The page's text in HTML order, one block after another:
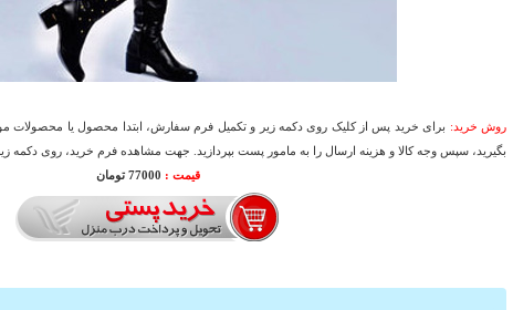
روش خرید: برای خرید پس از کلیک روی دکمه زیر و تکمیل فرم سفارش، ابتدا محصول یا محصولات
بگیرید، سپس وجه کالا و هزینه ارسال را به مامور پست بپردازید. جهت مشاهده فرم خرید، روی دکمه زیر
قیمت : 77000 تومان